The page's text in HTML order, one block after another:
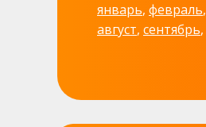
январь, февраль,
август, сентябрь,